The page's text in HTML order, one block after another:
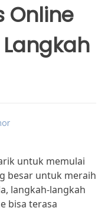
Online
untuk memulai
besar untuk meraih
langkah-langkah
bisa terasa